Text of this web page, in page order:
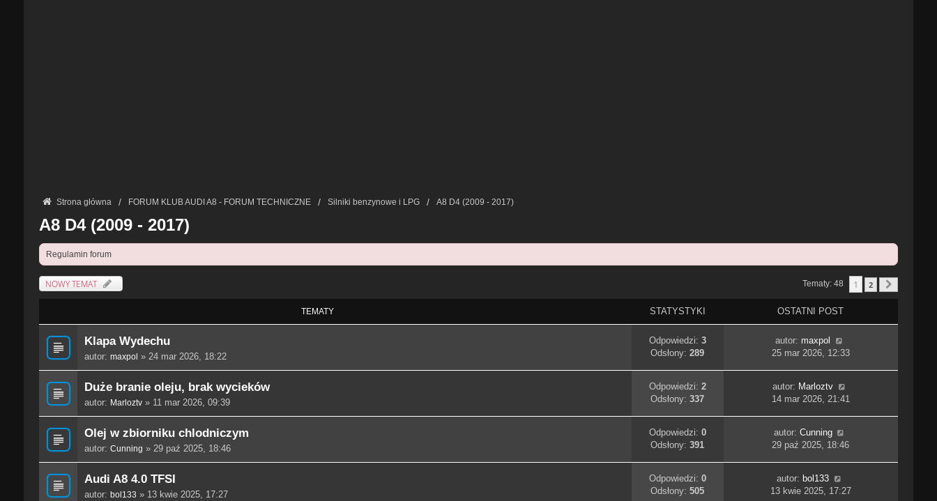
Strona główna FORUM KLUB AUDI A8 - FORUM TECHNICZNE Silniki benzynowe i LPG A8 D4 (2009 - 2017)
A8 D4 (2009 - 2017)
Regulamin forum
NOWY TEMAT Tematy: 48 1 2
TEMATY STATYSTYKI OSTATNI POST
Klapa Wydechu
autor: maxpol » 24 mar 2026, 18:22
Odpowiedzi: 3
Odsłony:289
autor: maxpol
25 mar 2026, 12:33
Duże branie oleju, brak wycieków
autor: Marloztv» 11 mar 2026, 09:39
Odpowiedzi: 2
Odsłony:337
autor: Marloztv
14 mar 2026, 21:41
Olej w zbiorniku chlodniczym
autor: Cunning » 29 paź 2025, 18:46
Odpowiedzi: 0
Odsłony:391
autor: Cunning
29 paź 2025, 18:46
Audi A8 4.0 TFSI
autor: bol133 » 13 kwie 2025, 17:27
Odpowiedzi: 0
Odsłony:505
autor: bol133
13 kwie 2025, 17:27